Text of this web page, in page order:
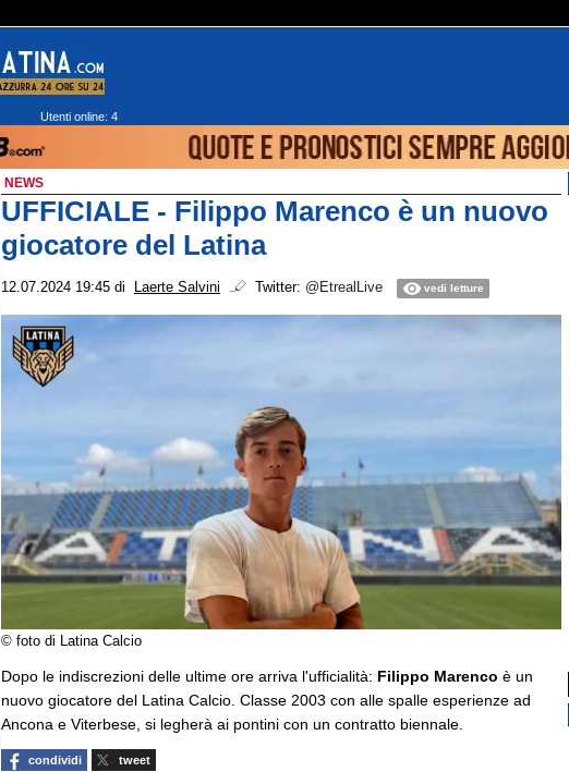
Utenti online: 4
NEWS
UFFICIALE - Filippo Marenco è un nuovo
giocatore del Latina
12.07.2024 19:45 di Laerte Salvini Twitter: @EtrealLive vedi letture
© foto di Latina Calcio
Dopo le indiscrezioni delle ultime ore arriva l'ufficialità: Filippo Marenco è un
nuovo giocatore del Latina Calcio. Classe 2003 con alle spalle esperienze ad
Ancona e Viterbese, si legherà ai pontini con un contratto biennale.
condividi tweet